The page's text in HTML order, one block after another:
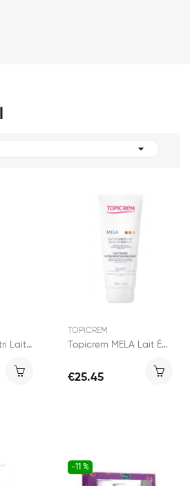

Lierac Body-Nutri Lait Relipidant Corps 400ml
TOPICREM
Topicrem MELA Lait Éclaircissant 200ml
€25.45
-11 %